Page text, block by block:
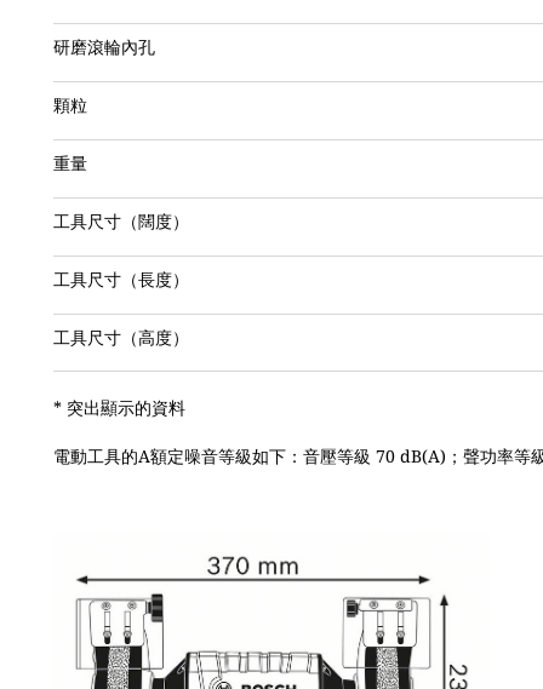
研磨滾輪內孔
顆粒
重量
工具尺寸（闊度）
工具尺寸（長度）
工具尺寸（高度）
* 突出顯示的資料
電動工具的A額定噪音等級如下：音壓等級 70 dB(A)；聲功率等